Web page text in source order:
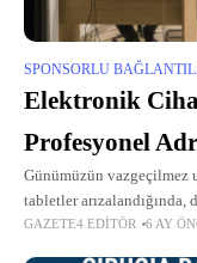
SPONSORLU
Elektronik
Profesyonel
Günümüzün vazgeçilmez
tabletler arızalandığında,
sağlar. Mersin bölgesinde
GAZETE4 EDITÖR 6 AY